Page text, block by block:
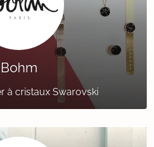
Bohm
à cristaux Swarovski